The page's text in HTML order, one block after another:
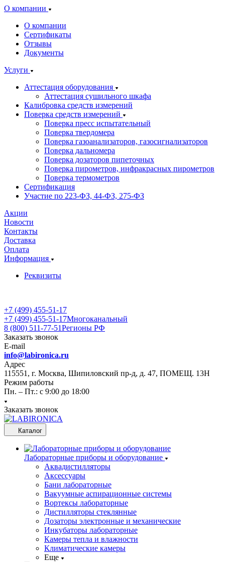
О компании
О компании
Сертификаты
Отзывы
Документы
Услуги
Аттестация оборудования
Аттестация сушильного шкафа
Калибровка средств измерений
Поверка средств измерений
Поверка пресс испытательный
Поверка твердомера
Поверка газоанализаторов, газосигнализаторов
Поверка дальномера
Поверка дозаторов пипеточных
Поверка пирометров, инфракрасных пирометров
Поверка термометров
Сертификация
Участие по 223-ФЗ, 44-ФЗ, 275-ФЗ
Акции
Новости
Контакты
Доставка
Оплата
Информация
Реквизиты
+7 (499) 455-51-17
+7 (499) 455-51-17Многоканальный
8 (800) 511-77-51Регионы РФ
Заказать звонок
E-mail
info@labironica.ru
Адрес
115551, г. Москва, Шипиловский пр-д, д. 47, ПОМЕЩ. 13Н
Режим работы
Пн. – Пт.: с 9:00 до 18:00
Заказать звонок
Каталог
Лабораторные приборы и оборудование
Аквадистилляторы
Аксессуары
Бани лабораторные
Вакуумные аспирационные системы
Вортексы лабораторные
Дистилляторы стеклянные
Дозаторы электронные и механические
Инкубаторы лабораторные
Камеры тепла и влажности
Климатические камеры
Еще